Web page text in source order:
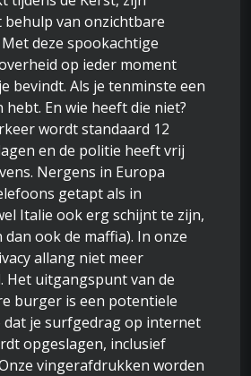
van onzichtbare
Met deze spookachtige
op ieder moment
bevindt. Als je tenminste een
En wie heeft die niet?
wordt standaard 12
en de politie heeft vrij
Nergens in Europa
getapt als in
Italie ook erg schijnt te zijn,
ook de maffia). In onze
allang niet meer
Het uitgangspunt van de
burger is een potentiele
dat je surfgedrag op internet
opgeslagen, inclusief
vingerafdrukken worden